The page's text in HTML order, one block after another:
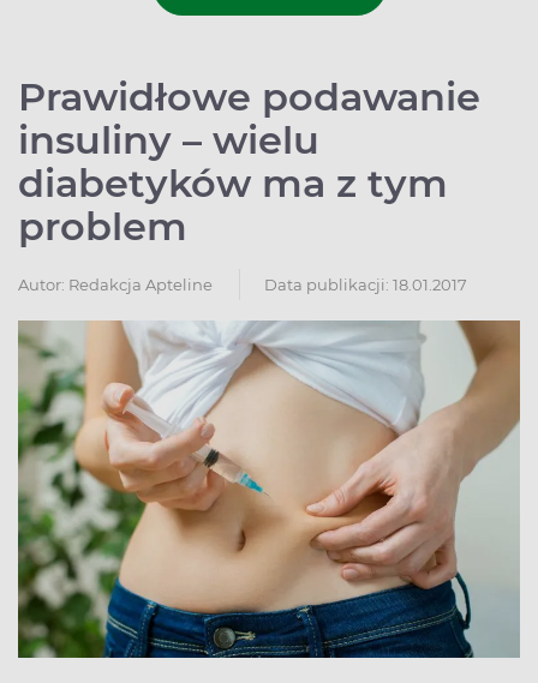
Prawidłowe podawanie
insuliny – wielu
diabetyków ma z tym
problem
Autor: Redakcja Apteline Data publikacji: 18.01.2017